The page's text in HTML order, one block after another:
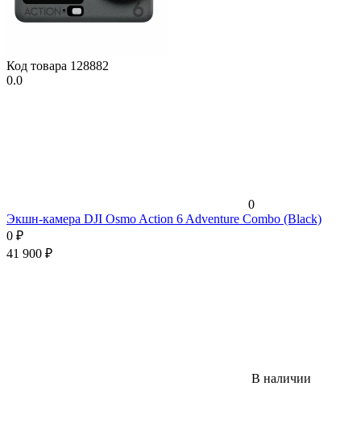
Код товара 128882
0.0
0
Экшн-камера DJI Osmo Action 6 Adventure Combo (Black)
0 ₽
41 900 ₽
В наличии